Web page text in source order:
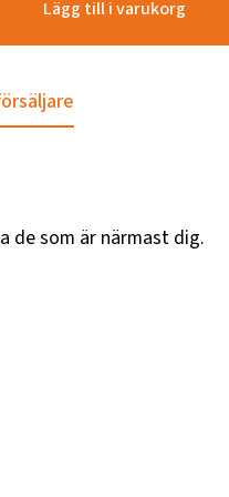
Lägg till i varukorg
de som är närmast dig.